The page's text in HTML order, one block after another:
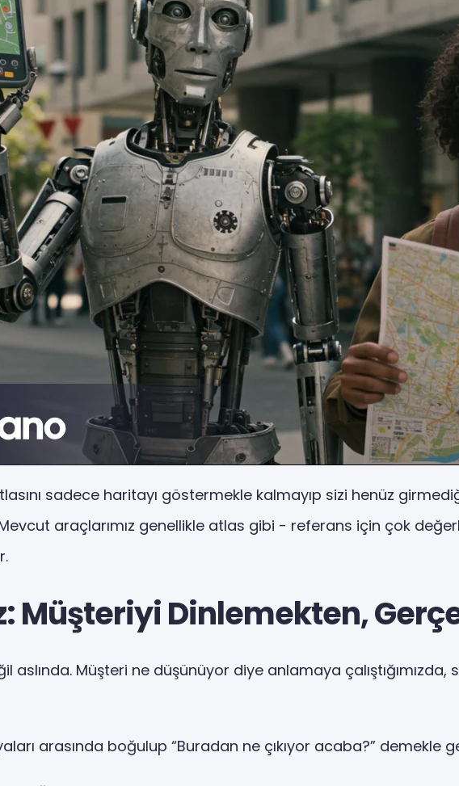
sadece haritayı göstermekle kalmayıp sizi henüz
araçlarımız genellikle atlas gibi - referans için çok
Müşteriyi Dinlemekten,
aslında. Müşteri ne düşünüyor diye anlamaya
arasında boğulup “Buradan ne çıkıyor acaba?” demekle